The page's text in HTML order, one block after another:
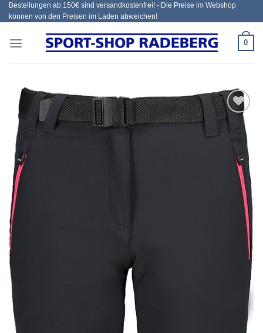
Zum
Inhalt
Bestellungen ab 150€ sind versandkostenfrei! - Die Preise im Webshop
können von den Preisen im Laden abweichen!
0
Add to
wishlist